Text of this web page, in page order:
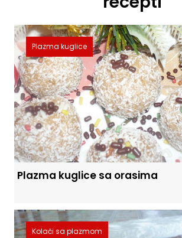
Plazma kuglice
Plazma kuglice sa orasima
Kolači sa plazmom